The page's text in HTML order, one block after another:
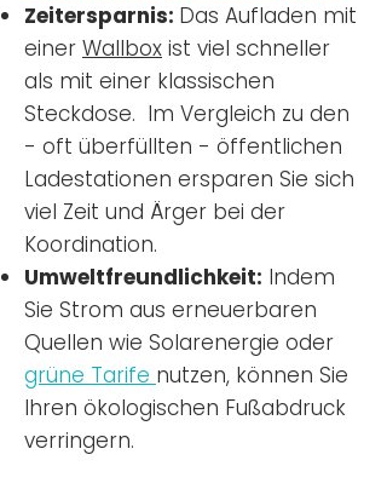
Zeitersparnis: Das Aufladen mit
einer Wallbox ist viel schneller
als mit einer klassischen
Steckdose. Im Vergleich zu den
- oft überfüllten - öffentlichen
Ladestationen ersparen Sie sich
viel Zeit und Ärger bei der
Koordination.
Umweltfreundlichkeit: Indem
Sie Strom aus erneuerbaren
Quellen wie Solarenergie oder
grüne Tarife nutzen, können Sie
Ihren ökologischen Fußabdruck
verringern.